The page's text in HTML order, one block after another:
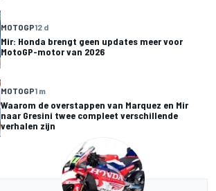
MOTOGP12 d
Mir: Honda brengt geen updates meer voor
MotoGP-motor van 2026
MOTOGP1 m
Waarom de overstappen van Marquez en Mir
naar Gresini twee compleet verschillende
verhalen zijn